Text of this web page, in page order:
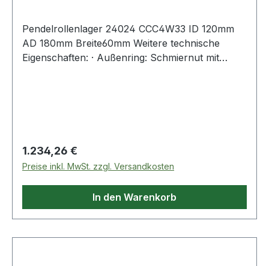
Pendelrollenlager 24024 CCC4W33 ID 120mm
AD 180mm Breite60mm Weitere technische
Eigenschaften: · Außenring: Schmiernut mit
Regulärer Preis:
1.234,26 €
Preise inkl. MwSt. zzgl. Versandkosten
In den Warenkorb